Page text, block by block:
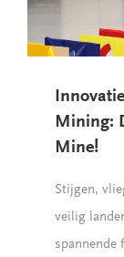
Mining:
Mine!
Stijgen,
veilig
spannende